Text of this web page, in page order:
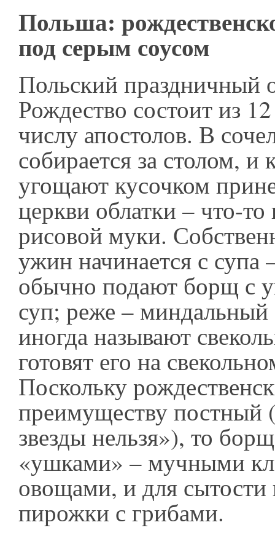
Польша:
под серым соусом
Польский праздничный
Рождество состоит из
числу апостолов. В
собирается за столом, и
угощают кусочком
церкви облатки – что-
рисовой муки.
ужин начинается с супа
обычно подают борщ с
суп; реже –
иногда называют
готовят его на
Поскольку
преимуществу постный
звезды нельзя»), то
«ушками» – мучными
овощами, и для сытости
пирожки с грибами.